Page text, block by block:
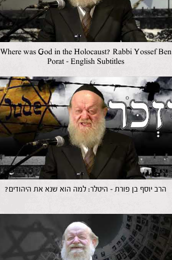
Where was God in the Holocaust? Rabbi Yossef Ben
Porat – English Subtitles
הרב יוסף בן פורת – היטלר: למה הוא שנא את היהודים?